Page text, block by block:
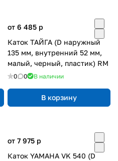
от 6 485 p
Каток ТАЙГА (D наружный
135 мм, внутренний 52 мм,
малый, черный, пластик) RM
0 0 В наличии
В корзину
от 7 975 p
Каток YAMAHA VK 540 (D